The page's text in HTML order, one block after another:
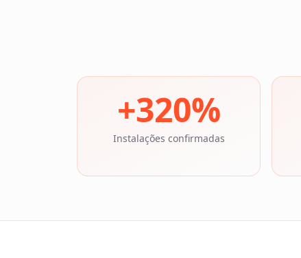
+320%
Instalações confirmadas